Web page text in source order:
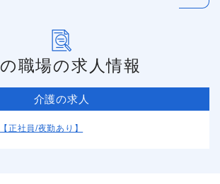
この職場の求人情報
介護の求人
【正社員/夜勤あり】